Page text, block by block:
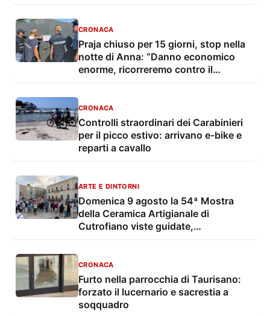
CRONACA
Praja chiuso per 15 giorni, stop nella
notte di Anna: “Danno economico
enorme, ricorreremo contro il
CRONACA
Controlli straordinari dei Carabinieri
per il picco estivo: arrivano e-bike e
reparti a cavallo
ARTE E DINTORNI
Domenica 9 agosto la 54ª Mostra
della Ceramica Artigianale di
Cutrofiano viste guidate,
CRONACA
Furto nella parrocchia di Taurisano:
forzato il lucernario e sacrestia a
soqquadro